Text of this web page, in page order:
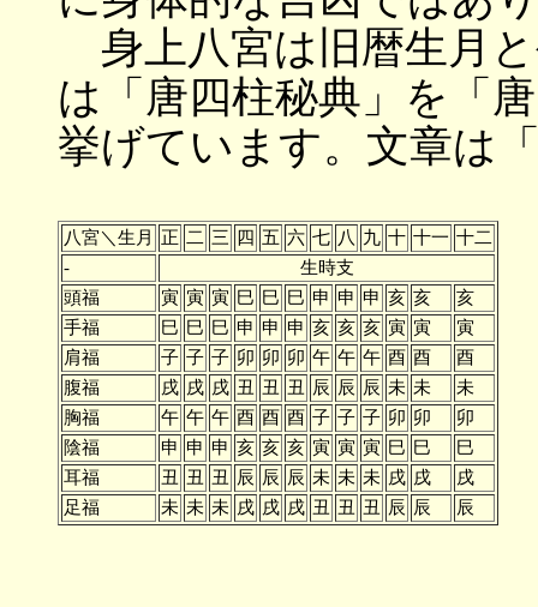
身上八宮は旧暦生月
は「唐四柱秘典」を「
挙げています。文章は
八宮＼生月 正 二 三 四 五 六 七 八 九 十 十一 十二
-
生時支
頭福
寅 寅 寅 巳 巳 巳 申 申 申 亥 亥
亥
手福
巳 巳 巳 申 申 申 亥 亥 亥 寅 寅
寅
肩福
子 子 子 卯 卯 卯 午 午 午 酉 酉
酉
腹福
戌 戌 戌 丑 丑 丑 辰 辰 辰 未 未
未
胸福
午 午 午 酉 酉 酉 子 子 子 卯 卯
卯
陰福
申 申 申 亥 亥 亥 寅 寅 寅 巳 巳
巳
耳福
丑 丑 丑 辰 辰 辰 未 未 未 戌 戌
戌
足福
未 未 未 戌 戌 戌 丑 丑 丑 辰 辰 辰